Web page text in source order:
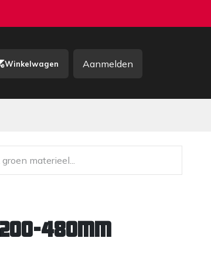
Winkelwagen Aanmelden
480mm